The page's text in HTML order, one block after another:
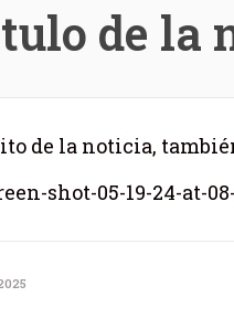
de la
de la noticia,